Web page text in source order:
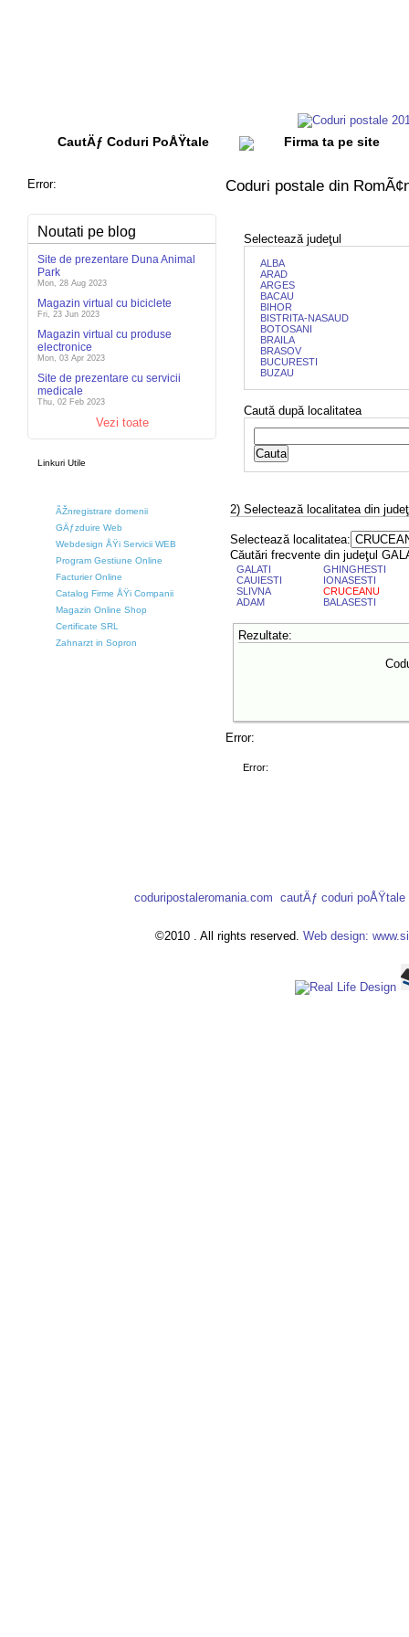
CautÄƒ Coduri PoÅŸtale Firma ta pe site
Error:
Noutati pe blog
Site de prezentare Duna Animal
Park
Mon, 28 Aug 2023
Magazin virtual cu biciclete
Fri, 23 Jun 2023
Magazin virtual cu produse
electronice
Mon, 03 Apr 2023
Site de prezentare cu servicii
medicale
Thu, 02 Feb 2023
Vezi toate
Linkuri Utile
ÃŽnregistrare domenii
GÄƒzduire Web
Webdesign ÅŸi Servicii WEB
Program Gestiune Online
Facturier Online
Catalog Firme ÅŸi Companii
Magazin Online Shop
Certificate SRL
Zahnarzt in Sopron
Coduri postale din
Selectează judeţul
ALBA
ARAD
ARGES
BACAU
BIHOR
BISTRITA-NASAUD
BOTOSANI
BRAILA
BRASOV
BUCURESTI
BUZAU
Caută după localitatea
2) Selectează localitatea din
Selectează localitatea:
Căutări frecvente din judeţul
GALATI
CAUIESTI
SLIVNA
ADAM
GHINGHESTI
IONASESTI
CRUCEANU
BALASESTI
Rezultate:
Error:
Error:
coduripostaleromania.com cautÄƒ coduri
©2010 . All rights reserved. Web design: